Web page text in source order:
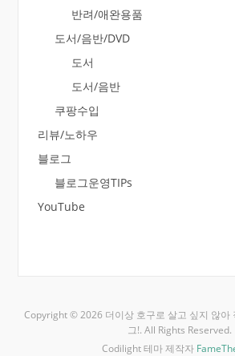
반려/애완용품
도서/음반/DVD
도서
도서/음반
쿠팡수입
리뷰/노하우
블로그
블로그운영TIPs
YouTube
Copyright © 2026 더이상 호구로 살고 싶지 않아
그!. All Rights Reserved.
Codilight 테마 제작자